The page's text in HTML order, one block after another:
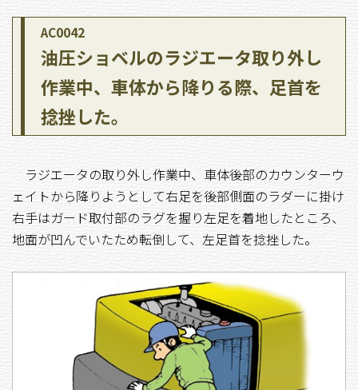
AC0042
油圧ショベルのラジエータ取り外し
作業中、車体から降りる際、足首を
捻挫した。
ラジエータの取り外し作業中、車体後部のカウンターウ
ェイトから降りようとして右足を後部側面のラダーに掛け
右手はガード取付部のラグを握り左足を着地したところ、
地面が凹んでいたため転倒して、左足首を捻挫した。